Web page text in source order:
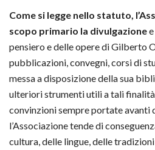
Come si legge nello statuto,
scopo primario la divulgazione
pensiero e delle opere di Gilberto
pubblicazioni, convegni, corsi di
messa a disposizione della sua
ulteriori strumenti utili a tali
convinzioni sempre portate avanti
l’Associazione tende di
cultura, delle lingue, delle